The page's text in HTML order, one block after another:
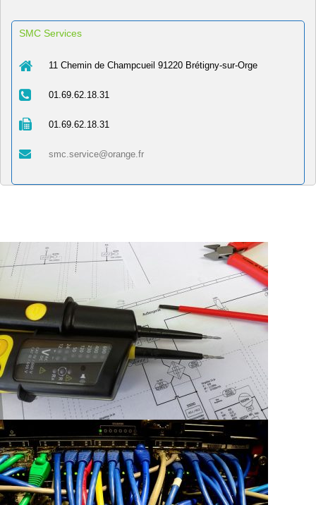
SMC Services
11 Chemin de Champcueil 91220 Brétigny-sur-Orge
01.69.62.18.31
01.69.62.18.31
smc.service@orange.fr